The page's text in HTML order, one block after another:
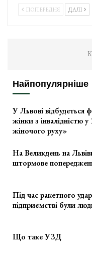
ПОПЕРЕДНЯ ДАЛІ
Найпопулярніше
У Львові відбудеться
жінки з інвалідністю у
жіночого руху»
На Великдень на
штормове
Під час ракетного
підприємстві були
Що таке УЗД